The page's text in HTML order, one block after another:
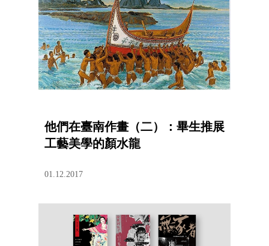
他們在臺南作畫（二）：畢生推展
工藝美學的顏水龍
01.12.2017